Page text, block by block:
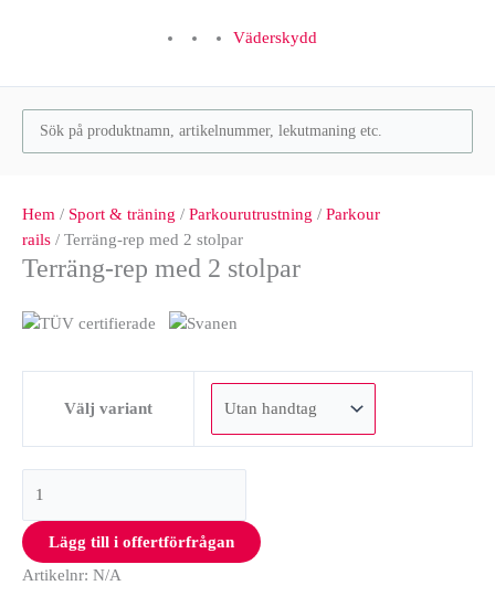
Väderskydd
Hem / Sport & träning / Parkourutrustning / Parkour
rails / Terräng-rep med 2 stolpar
Terräng-rep med 2 stolpar
Välj variant
Lägg till i offertförfrågan
Artikelnr: N/A